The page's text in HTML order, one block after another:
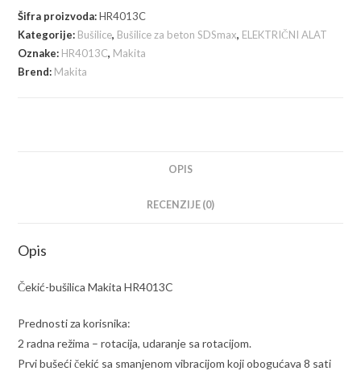
Čekić-
bušilica
SDS-
Max
Šifra proizvoda:HR4013C
Kategorije: Bušilice, Bušilice za beton SDSmax, ELEKTRIČNI ALAT
Oznake: HR4013C, Makita
Brend: Makita
OPIS
RECENZIJE (0)
Opis
Čekić-bušilica Makita HR4013C
Prednosti za korisnika:
2 radna režima – rotacija, udaranje sa rotacijom.
Prvi bušeći čekić sa smanjenom vibracijom koji obogućava 8 sati